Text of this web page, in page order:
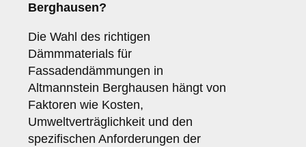
Berghausen?
Die Wahl des richtigen
Dämmmaterials für
Fassadendämmungen in
Altmannstein Berghausen hängt von
Faktoren wie Kosten,
Umweltverträglichkeit und den
spezifischen Anforderungen der